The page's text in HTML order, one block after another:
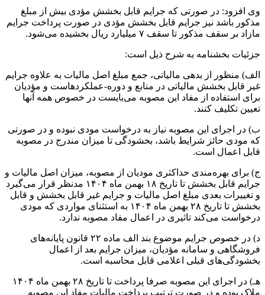
وی افزود: در صورتی که جرایم قابل بخشش مؤدی بیش از مبلغ
مذکور باشد نیز جرایم قابل بخشش مؤدی در صورت پرداخت جرایم
مازاد بر سقف مذکور تا سقف ۷ میلیارد ریال بخشیده می‌شود.
جزئیات بخشنامه به شرح ذیل است:
الف) منظور از بدهی مالیاتی، جمع مبلغ اصل مالیات به علاوه جرایم
غیر قابل بخشش مالیاتی در منابع و دوره-عملکردهاست و مؤدیان
برای استفاده از مفاد این مصوبه می‌بایست در خصوص همه آنها
تعیین تکلیف کنند.
ب) در اجرای این مصوبه نیاز به درخواست مودی نبوده و در صورتی
که مودی حائز شرایط باشد، بخشودگی تا میزان مندرج در مصوبه
قابل اعمال است.
ج) برای بهره‌مندی حداکثری مودیان از مصوبه، میزان اصل مالیات و
جرایم قابل بخشش تا تاریخ ۱۸ بهمن ماه ۱۴۰۴ مدنظر قرار می‌گیرد
و تغییرات بعدی مبلغ اصل مالیات و جرایم غیر قابل بخشش و قابل
بخشش تا تاریخ ۲۸ بهمن ماه ۱۴۰۴ به استثنای مواردی که مودی
درخواست می‌کند تاثیری در اعمال مفاد مصوبه ندارد.
د) در خصوص جرایم موضوع بند الف ماده ۲۲ قانون پایانه‌های
فروشگاهی و سامانه مؤدیان، میزان جرایم بعد از اعمال
بخشودگی‌های قبلی اعلامی قابل محاسبه است.
هـ) در اجرای این مصوبه صرفا پرداخت تا تاریخ ۲۸ بهمن ماه ۱۴۰۴
ملاک بوده و در صورت ترتیب پرداخت مالیات مفاد این مصوبه